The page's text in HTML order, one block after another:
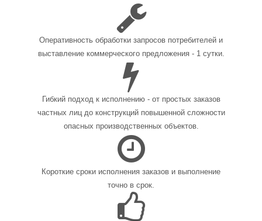
Оперативность обработки запросов потребителей и
выставление коммерческого предложения - 1 сутки.
Гибкий подход к исполнению - от простых заказов
частных лиц до конструкций повышенной сложности
опасных производственных объектов.
Короткие сроки исполнения заказов и выполнение
точно в срок.